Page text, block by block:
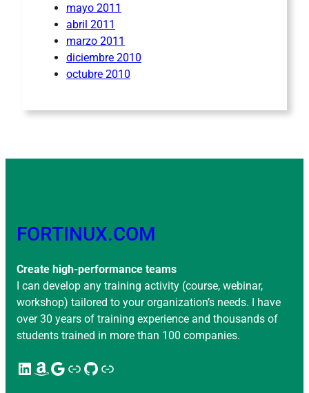
mayo 2011
abril 2011
marzo 2011
diciembre 2010
octubre 2010
FORTINUX.COM
Create high-performance teams
I can develop any training activity (course, webinar,
workshop) tailored to your organization’s needs. I have
over 30 years of training experience and thousands of
students trained in more than 100 companies.
LinkedIn Amazon Google Enlace GitHub Enlace